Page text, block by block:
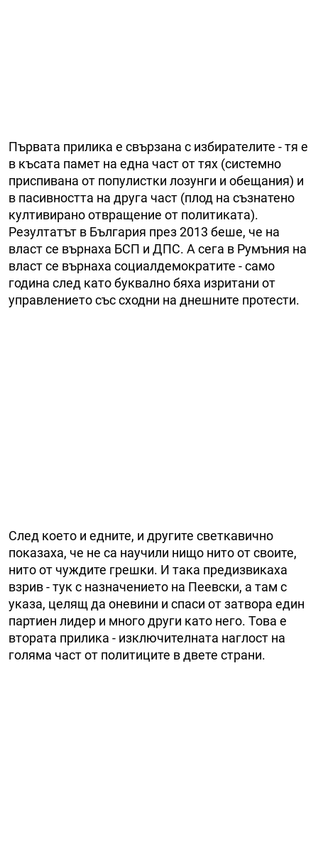
Първата прилика е свързана с избирателите - тя е
в късата памет на една част от тях (системно
приспивана от популистки лозунги и обещания) и
в пасивността на друга част (плод на съзнатено
култивирано отвращение от политиката).
Резултатът в България през 2013 беше, че на
власт се върнаха БСП и ДПС. А сега в Румъния на
власт се върнаха социалдемократите - само
година след като буквално бяха изритани от
управлението със сходни на днешните протести.
След което и едните, и другите светкавично
показаха, че не са научили нищо нито от своите,
нито от чуждите грешки. И така предизвикаха
взрив - тук с назначението на Пеевски, а там с
указа, целящ да оневини и спаси от затвора един
партиен лидер и много други като него. Това е
втората прилика - изключителната наглост на
голяма част от политиците в двете страни.